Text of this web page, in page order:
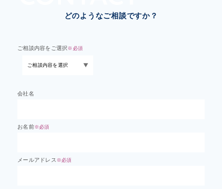
どのようなご相談ですか？
ご相談内容をご選択※必須
会社名
お名前※必須
メールアドレス ※必須